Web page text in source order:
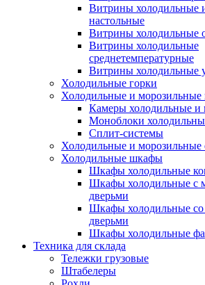
Витрины холодильные
настольные
Витрины холодильные
Витрины холодильные
среднетемпературные
Витрины холодильные
Холодильные горки
Холодильные и морозильные
Камеры холодильные и
Моноблоки
Сплит-системы
Холодильные и морозильные
Холодильные шкафы
Шкафы холодильные
Шкафы холодильные с
дверьми
Шкафы холодильные со
дверьми
Шкафы холодильные
Техника для склада
Тележки грузовые
Штабелеры